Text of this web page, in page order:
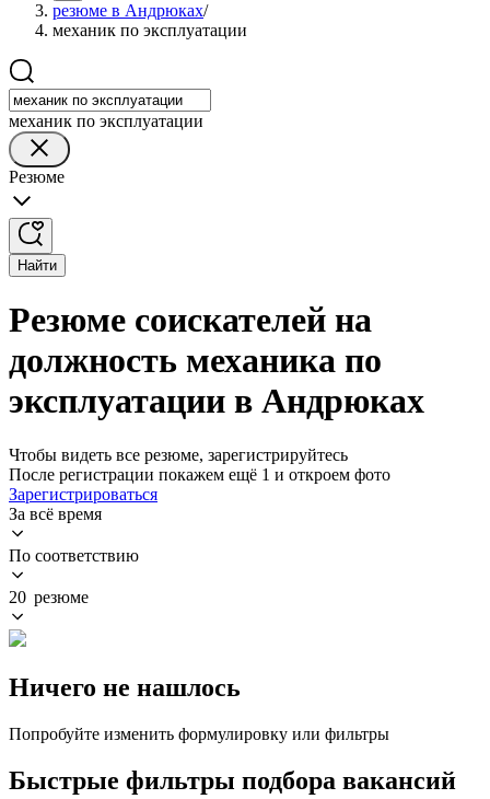
резюме в Андрюках/
механик по эксплуатации
механик по эксплуатации
Резюме
Найти
Резюме соискателей на
должность механика по
эксплуатации в Андрюках
Чтобы видеть все резюме, зарегистрируйтесь
После регистрации покажем ещё 1 и откроем фото
Зарегистрироваться
За всё время
По соответствию
20 резюме
Ничего не нашлось
Попробуйте изменить формулировку или фильтры
Быстрые фильтры подбора вакансий